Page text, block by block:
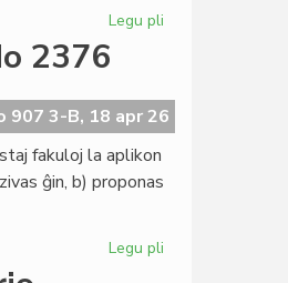
Legu pli
Esperanto-
Domoj
2376
907 3-B, 18 apr 26
fakuloj la aplikon
ĝin, b) proponas
Legu pli